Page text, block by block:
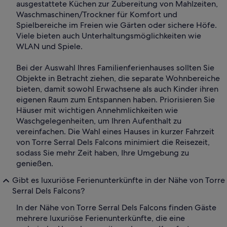
ausgestattete Küchen zur Zubereitung von Mahlzeiten,
Waschmaschinen/Trockner für Komfort und
Spielbereiche im Freien wie Gärten oder sichere Höfe.
Viele bieten auch Unterhaltungsmöglichkeiten wie
WLAN und Spiele.
Bei der Auswahl Ihres Familienferienhauses sollten Sie
Objekte in Betracht ziehen, die separate Wohnbereiche
bieten, damit sowohl Erwachsene als auch Kinder ihren
eigenen Raum zum Entspannen haben. Priorisieren Sie
Häuser mit wichtigen Annehmlichkeiten wie
Waschgelegenheiten, um Ihren Aufenthalt zu
vereinfachen. Die Wahl eines Hauses in kurzer Fahrzeit
von Torre Serral Dels Falcons minimiert die Reisezeit,
sodass Sie mehr Zeit haben, Ihre Umgebung zu
genießen.
Gibt es luxuriöse Ferienunterkünfte in der Nähe von Torre
Serral Dels Falcons?
In der Nähe von Torre Serral Dels Falcons finden Gäste
mehrere luxuriöse Ferienunterkünfte, die eine